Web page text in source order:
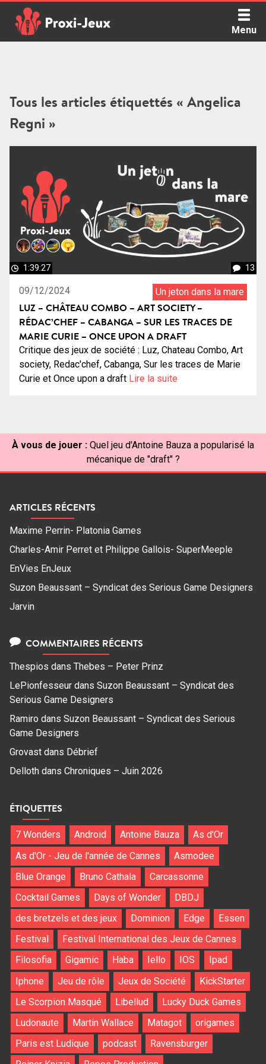
content
Menu
Tous les articles étiquettés « Angelica
Regni »
1:39:27 13
09/12/2024 Un jeton dans la mare
LUZ – CHÂTEAU COMBO – ART SOCIETY –
RÉDAC’CHEF – CABANGA – SUR LES TRACES DE
MARIE CURIE – ONCE UPON A DRAFT
Critique des jeux de société : Luz, Chateau Combo, Art
society, Redac'chef, Cabanga, Sur les traces de Marie
Curie et Once upon a draft Lire la suite
À vous de jouer : Quel jeu d'Antoine Bauza a popularisé la
mécanique de "draft" ?
ARTICLES RÉCENTS
Maxime Perrin- Platonia Games
Charles-Amir Perret et Philippe Gallois- SuperMeeple
EnVies EnJeux
Suzon Beaussant – Syndicat des Serious Game Designers
Jarvin
COMMENTAIRES RÉCENTS
Thespios dans Thebes – Peter Prinz
LePionfesseur dans Suzon Beaussant – Syndicat des
Serious Game Designers
Ramiro dans Suzon Beaussant – Syndicat des Serious
Game Designers
Grovast dans Débrief
Delloth dans Chroniques – Juin 2026
ÉTIQUETTES
7 Wonders Android Antoine Bauza
As d'Or
As d'Or - Jeu de l'année de Cannes
Asmodee
Blue Orange
Bruno Cathala
Carcassonne
Cocktail Games
Days of Wonder
DBDJ
des bretzels et des jeux
Dominion Edge
Essen
Festival
Festival International des Jeux de Cannes
Filosofia
Gigamic Haba Iello IOS
Ipad
Iphone
Jeu de rôle Jeux de Société
KickStarter
Le Scorpion Masqué
Libellud
Lucky Duck Games
Ludonaute
Martin Wallace Matagot
origames
Paris est Ludique
podcast
Ravensburger